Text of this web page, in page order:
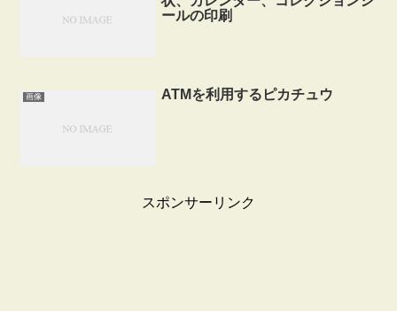
ールの印刷
画像 ATMを利用するピカチュウ
スポンサーリンク